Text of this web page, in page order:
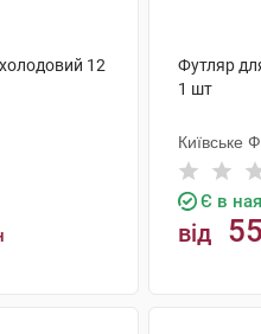
12
Футляр
1 шт
Київське
Є в
від